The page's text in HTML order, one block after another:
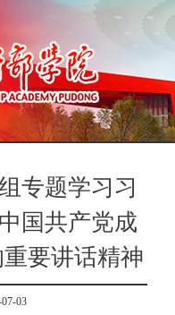
专题学习习
国共产党成
要讲话精神
03